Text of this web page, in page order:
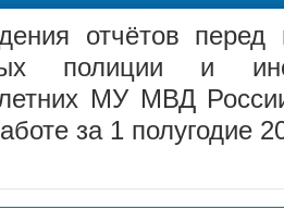
отчётов перед
полиции и
МУ МВД
за 1 полугодие